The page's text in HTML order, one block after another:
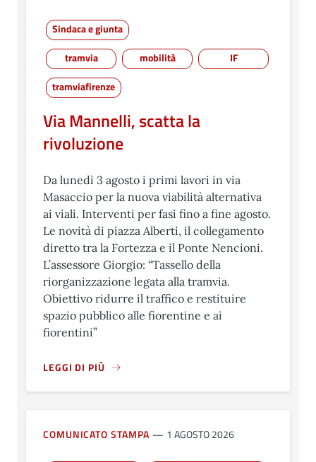
Sindaca e giunta
tramvia
mobilità
IF
tramviafirenze
Via Mannelli, scatta la
rivoluzione
Da lunedì 3 agosto i primi lavori in via
Masaccio per la nuova viabilità alternativa
ai viali. Interventi per fasi fino a fine agosto.
Le novità di piazza Alberti, il collegamento
diretto tra la Fortezza e il Ponte Nencioni.
L’assessore Giorgio: “Tassello della
riorganizzazione legata alla tramvia.
Obiettivo ridurre il traffico e restituire
spazio pubblico alle fiorentine e ai
fiorentini”
LEGGI DI PIÙ
A PROPOSITO DI VIA MANNELLI, SCATTA LA
COMUNICATO STAMPA 1 AGOSTO 2026